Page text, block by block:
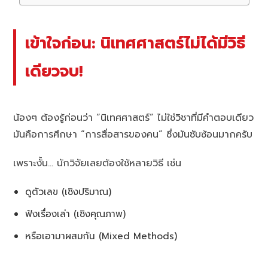
เข้าใจก่อน: นิเทศศาสตร์ไม่ได้มีวิธี
เดียวจบ!
น้องๆ ต้องรู้ก่อนว่า “นิเทศศาสตร์” ไม่ใช่วิชาที่มีคำตอบเดียว
มันคือการศึกษา “การสื่อสารของคน” ซึ่งมันซับซ้อนมากครับ
เพราะงั้น… นักวิจัยเลยต้องใช้หลายวิธี เช่น
ดูตัวเลข (เชิงปริมาณ)
ฟังเรื่องเล่า (เชิงคุณภาพ)
หรือเอามาผสมกัน (Mixed Methods)